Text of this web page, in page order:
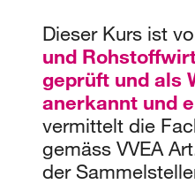
Dieser Kurs ist
und
geprüft und als
anerkannt und
vermittelt die
gemäss VVEA
der